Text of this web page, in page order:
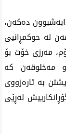
دەكەن،
لە حوكمڕانیی
مەرزی خۆت بۆ
مەخلوقەن كە
بە ئارەزووی
لەڕێی